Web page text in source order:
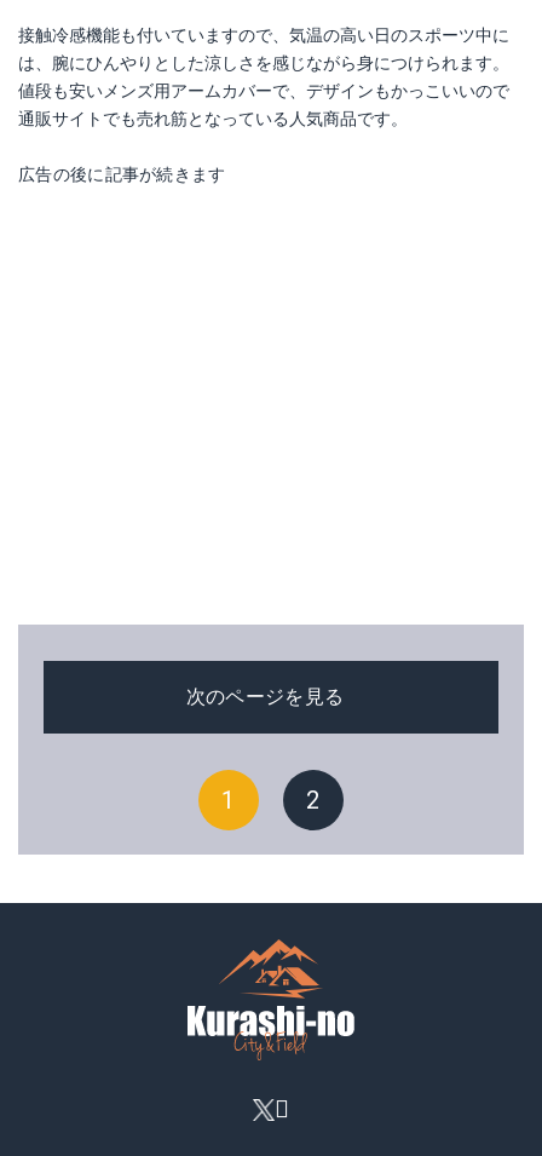
接触冷感機能も付いていますので、気温の高い日のスポーツ中に
は、腕にひんやりとした涼しさを感じながら身につけられます。
値段も安いメンズ用アームカバーで、デザインもかっこいいので
通販サイトでも売れ筋となっている人気商品です。
広告の後に記事が続きます
次のページを見る
1 2